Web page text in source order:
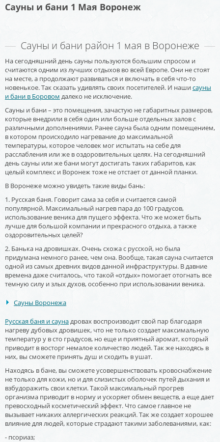
Сауны и бани 1 Мая Воронеж
Сауны и бани район 1 мая в Воронеже
На сегодняшний день сауны пользуются большим спросом и
считаются одним из лучших отдыхов во всей Европе. Они не стоят
на месте, а продолжают развиваться и включать в себя что-то
новенькое. Так сказать удивлять своих посетителей. И нашисауны
и бани в Боровом далеко не исключение.
Сауны и бани – это помещения, зачастую не габаритных размеров,
которые внедрили в себя один или больше отдельных залов с
различными дополнениями. Ранее сауна была одним помещением,
в котором происходило нагревание до максимальной
температуры, которое человек мог испытать на себе для
расслабления или же в оздоровительных целях. На сегодняшний
день сауны или же бани могут достигать таких габаритов, как
целый комплекс и Воронеж тоже не отстает от данной планки.
В Воронеже можно увидеть такие виды бань:
1. Русская баня. Говорит сама за себя и считается самой
популярной. Максимальный нагрев пара до 100 градусов,
использование веника для пущего эффекта. Что же может быть
лучше для большой компании и прекрасного отдыха, а также
оздоровительных целей?
2. Банька на дровишках. Очень схожа с русской, но была
придумана немного ранее, чем она. Вообще, такая сауна считается
одной из самых древних видов данной инфраструктуры. В давние
времена даже считалось, что такой «отдых» помогает отогнать все
темную силу и злых духов, особенно при использовании веника.
Сауны Воронежа
Русская баня и саунадровах воспроизводит свой пар благодаря
нагреву дубовых дровишек, что не только создает максимальную
температур у в сто градусов, но еще и приятный аромат, который
приводит в восторг немалое количество людей. Так же находясь в
них, вы сможете принять душ и сходить в ушат.
Находясь в бане, вы сможете усовершенствовать кровоснабжение
не только для кожи, но и для слизистых оболочек путей дыхания и
взбудоражить свои клетки. Такой максимальный прогрев
организма приводит в норму и ускоряет обмен веществ, а еще дает
превосходный косметический эффект. Что самое главное не
вызывает никаких аллергических реакций. Так же создает хорошее
влияние для людей, которые страдают такими заболеваниями, как:
- псориаз;